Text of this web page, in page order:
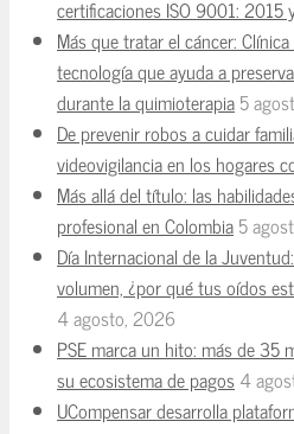
certificaciones ISO 9001: 2015
Más que tratar el cáncer:
tecnología que ayuda a
durante la quimioterapia5
De prevenir robos a cuidar
videovigilancia en los hogares
Más allá del título: las
profesional en Colombia5
Día Internacional de la
volumen, ¿por qué tus oídos
4 agosto, 2026
PSE marca un hito: más de 35
su ecosistema de pagos4
UCompensar desarrolla